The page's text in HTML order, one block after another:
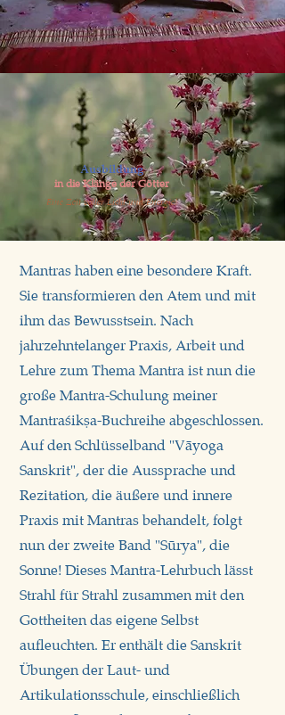
Ausbildung
in die Klänge der Götter
Eine Zeit voller Licht und Energie!
Mantras haben eine besondere Kraft.
Sie transformieren den Atem und mit
ihm das Bewusstsein. Nach
jahrzehntelanger Praxis, Arbeit und
Lehre zum Thema Mantra ist nun die
große Mantra-Schulung meiner
Mantraśikṣa-Buchreihe abgeschlossen.
Auf den Schlüsselband "Vāyoga
Sanskrit", der die Aussprache und
Rezitation, die äußere und innere
Praxis mit Mantras behandelt, folgt
nun der zweite Band "Sūrya", die
Sonne! Dieses Mantra-Lehrbuch lässt
Strahl für Strahl zusammen mit den
Gottheiten das eigene Selbst
aufleuchten. Er enthält die Sanskrit
Übungen der Laut- und
Artikulationsschule, einschließlich